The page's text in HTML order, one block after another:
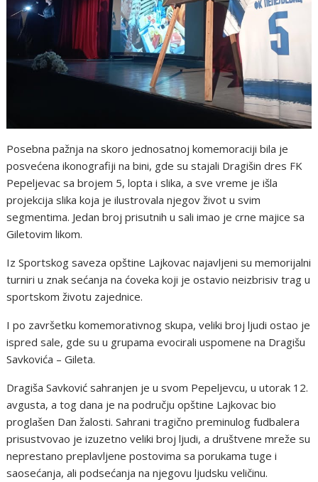
Posebna pažnja na skoro jednosatnoj komemoraciji bila je
posvećena ikonografiji na bini, gde su stajali Dragišin dres FK
Pepeljevac sa brojem 5, lopta i slika, a sve vreme je išla
projekcija slika koja je ilustrovala njegov život u svim
segmentima. Jedan broj prisutnih u sali imao je crne majice sa
Giletovim likom.
Iz Sportskog saveza opštine Lajkovac najavljeni su memorijalni
turniri u znak sećanja na ćoveka koji je ostavio neizbrisiv trag u
sportskom životu zajednice.
I po završetku komemorativnog skupa, veliki broj ljudi ostao je
ispred sale, gde su u grupama evocirali uspomene na Dragišu
Savkovića – Gileta.
Dragiša Savković sahranjen je u svom Pepeljevcu, u utorak 12.
avgusta, a tog dana je na području opštine Lajkovac bio
proglašen Dan žalosti. Sahrani tragično preminulog fudbalera
prisustvovao je izuzetno veliki broj ljudi, a društvene mreže su
neprestano preplavljene postovima sa porukama tuge i
saosećanja, ali podsećanja na njegovu ljudsku veličinu.